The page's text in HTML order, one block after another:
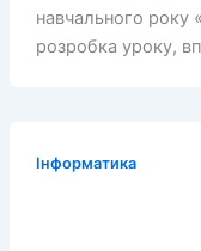
навчального року
розробка уроку,
Інформатика